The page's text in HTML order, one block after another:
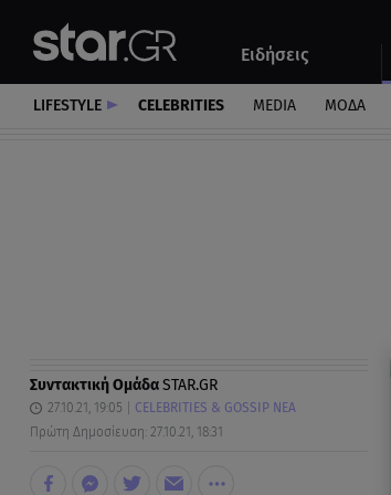
Ειδήσεις
Αυτοκίνητο
LIFESTYLE CELEBRITIES MEDIA ΜΟΔΑ
Συντακτική ΟμάδαSTAR.GR
27.10.21, 19:05
CELEBRITIES & GOSSIP ΝΕΑ
Πρώτη Δημοσίευση: 27.10.21, 18:31